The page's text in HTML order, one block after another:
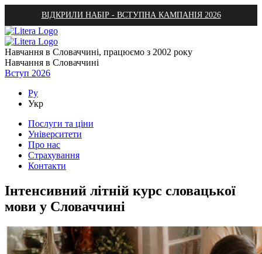
ВІДКРИЛИ НАБІР - ВСТУПНА КАМПАНІЯ 2026
Навчання в Словаччині, працюємо з 2002 року
Навчання в Словаччині
Вступ 2026
Ру
Укр
Послуги та ціни
Університети
Про нас
Страхування
Контакти
Інтенсивний літній курс словацької
мови у Словаччині